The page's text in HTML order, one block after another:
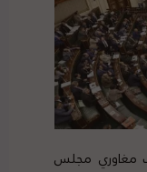
مغاوري مجلس